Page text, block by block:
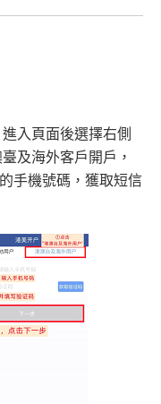
入頁面後選擇右側
及海外客戶開戶，
手機號碼，獲取短信